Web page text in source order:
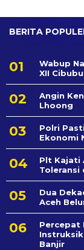
BERITA
Wabup
XII
Angin
Lhoong
Polri
Ekonomi
Plt Kajati
Toleransi
Dua
Aceh
Percepat
Banjir